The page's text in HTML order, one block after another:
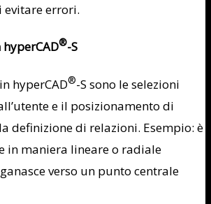
evitare errori.
®-S
hyperCAD®-S sono le selezioni
e il posizionamento di
definizione di relazioni. Esempio: è
in maniera lineare o radiale
verso un punto centrale